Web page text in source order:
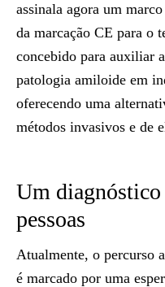
assinala agora um
da marcação CE para o
concebido para auxiliar
patologia amiloide em
oferecendo uma
métodos invasivos e de
Um
pessoas
Atualmente, o percurso
é marcado por uma